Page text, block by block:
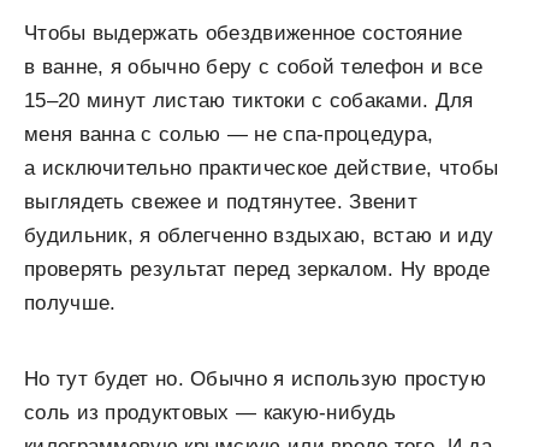
Чтобы выдержать обездвиженное состояние
в ванне, я обычно беру с собой телефон и все
15–20 минут листаю тиктоки с собаками. Для
меня ванна с солью — не спа-процедура,
а исключительно практическое действие, чтобы
выглядеть свежее и подтянутее. Звенит
будильник, я облегченно вздыхаю, встаю и иду
проверять результат перед зеркалом. Ну вроде
получше.
Но тут будет но. Обычно я использую простую
соль из продуктовых — какую-нибудь